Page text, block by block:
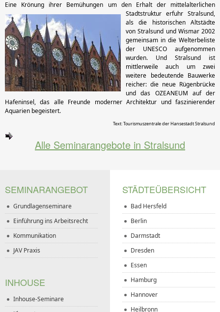
Eine Krönung ihrer Bemühungen um den Erhalt der mittelalterlichen
Stadtstruktur erfuhr Stralsund,
als die historischen Altstädte
von Stralsund und Wismar 2002
gemeinsam in die Welterbeliste
der UNESCO aufgenommen
wurden. Und Stralsund ist
mittlerweile auch um zwei
weitere bedeutende Bauwerke
reicher: die neue Rügenbrücke
und das OZEANEUM auf der
Hafeninsel, das alle Freunde moderner Architektur und faszinierender
Aquarien begeistert.
Text: Tourismuszentrale der Hansestadt Stralsund
Alle Seminarangebote in Stralsund
SEMINARANGEBOT
Grundlagenseminare
Einführung ins Arbeitsrecht
Kommunikation
JAV Praxis
INHOUSE
Inhouse-Seminare
STÄDTEÜBERSICHT
Bad Hersfeld
Berlin
Darmstadt
Dresden
Essen
Hamburg
Hannover
Heilbronn